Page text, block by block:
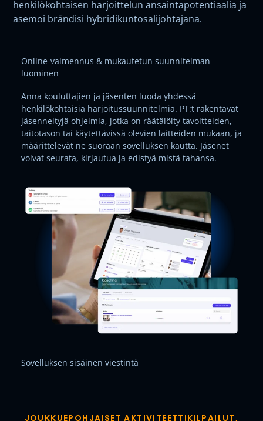
henkilökohtaisen harjoittelun ansaintapotentiaalia ja
asemoi brändisi hybridikuntosalijohtajana.
Online-valmennus & mukautetun suunnitelman
luominen
Anna kouluttajien ja jäsenten luoda yhdessä
henkilökohtaisia harjoitussuunnitelmia. PT:t rakentavat
jäsenneltyjä ohjelmia, jotka on räätälöity tavoitteiden,
taitotason tai käytettävissä olevien laitteiden mukaan, ja
määrittelevät ne suoraan sovelluksen kautta. Jäsenet
voivat seurata, kirjautua ja edistyä mistä tahansa.
Sovelluksen sisäinen viestintä
JOUKKUEPOHJAISET AKTIVITEETTIKILPAILUT,